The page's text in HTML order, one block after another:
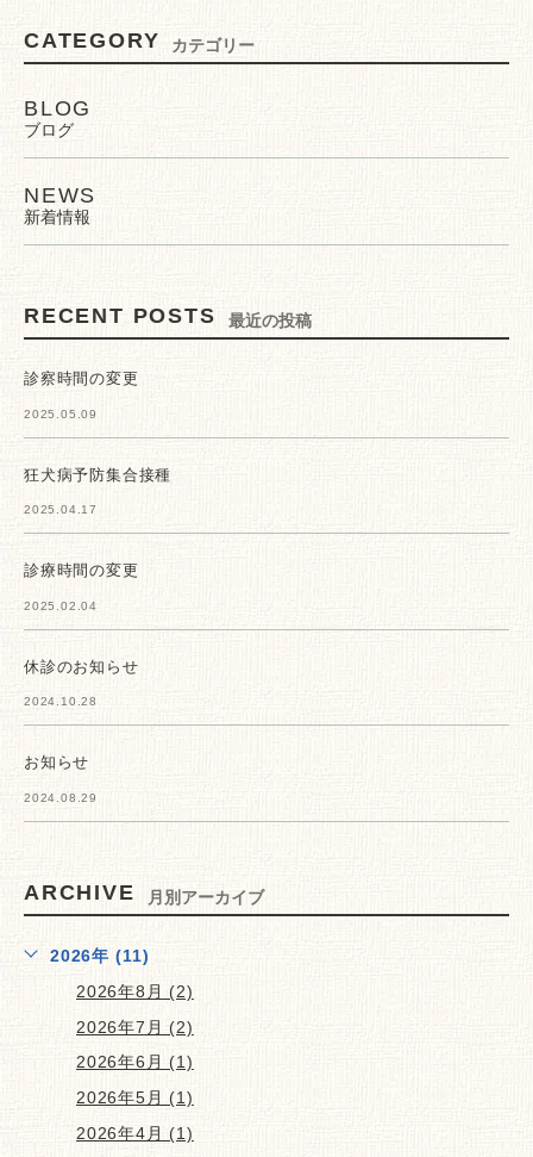
CATEGORY カテゴリー
BLOG
ブログ
NEWS
新着情報
RECENT POSTS 最近の投稿
診察時間の変更
2025.05.09
狂犬病予防集合接種
2025.04.17
診療時間の変更
2025.02.04
休診のお知らせ
2024.10.28
お知らせ
2024.08.29
ARCHIVE 月別アーカイブ
2026年 (11)
2026年8月 (2)
2026年7月 (2)
2026年6月 (1)
2026年5月 (1)
2026年4月 (1)